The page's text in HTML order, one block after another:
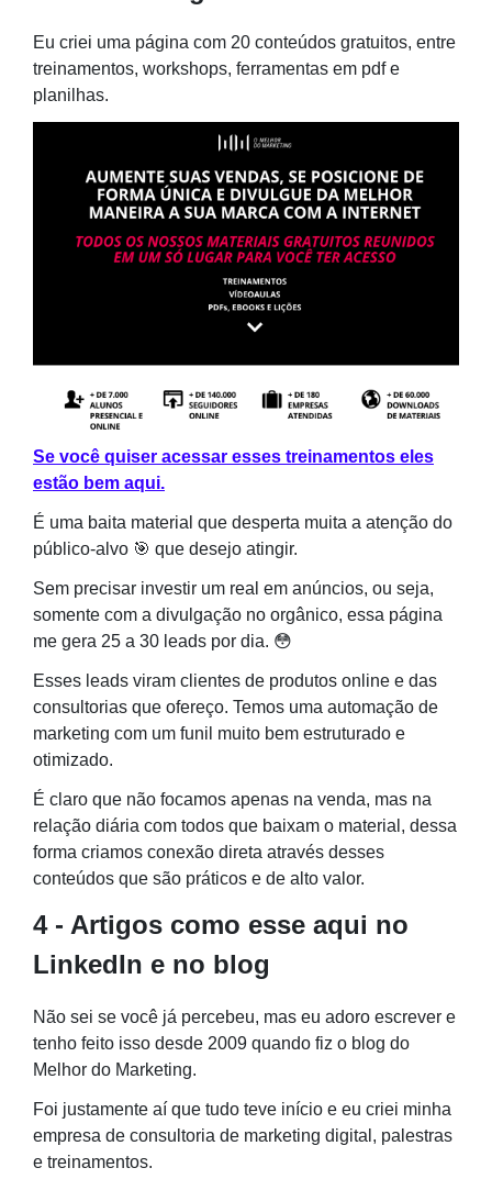
Eu criei uma página com 20 conteúdos gratuitos, entre
treinamentos, workshops, ferramentas em pdf e
planilhas.
Se você quiser acessar esses treinamentos eles
estão bem aqui.
É uma baita material que desperta muita a atenção do
público-alvo 🎯 que desejo atingir.
Sem precisar investir um real em anúncios, ou seja,
somente com a divulgação no orgânico, essa página
me gera 25 a 30 leads por dia. 😳
Esses leads viram clientes de produtos online e das
consultorias que ofereço. Temos uma automação de
marketing com um funil muito bem estruturado e
otimizado.
É claro que não focamos apenas na venda, mas na
relação diária com todos que baixam o material, dessa
forma criamos conexão direta através desses
conteúdos que são práticos e de alto valor.
4 - Artigos como esse aqui no
LinkedIn e no blog
Não sei se você já percebeu, mas eu adoro escrever e
tenho feito isso desde 2009 quando fiz o blog do
Melhor do Marketing.
Foi justamente aí que tudo teve início e eu criei minha
empresa de consultoria de marketing digital, palestras
e treinamentos.